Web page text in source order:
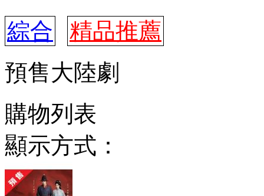
綜合
精品推薦
預售大陸劇
購物列表
顯示方式：